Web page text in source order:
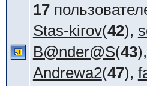
17
Stas-kirov(42),
B@nder@S(43),
Andrewa2(47),